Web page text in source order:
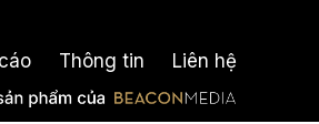
Thông tin Liên hệ